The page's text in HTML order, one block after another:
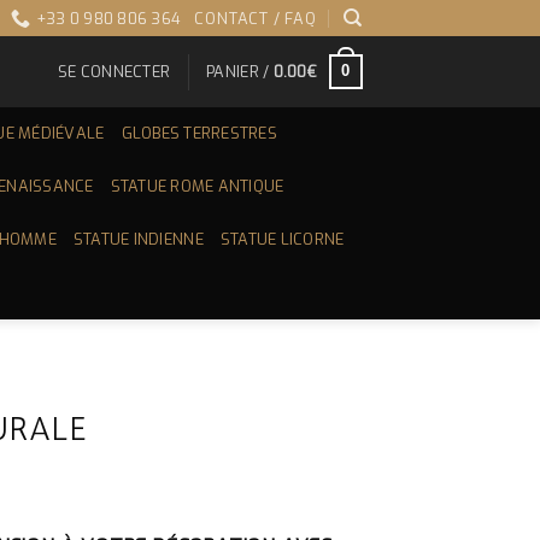
+33 0 980 806 364 CONTACT / FAQ
SE CONNECTER PANIER / 0.00€ 0
MÉDIÉVALE GLOBES TERRESTRES
STATUE ROME ANTIQUE
STATUE INDIENNE STATUE LICORNE